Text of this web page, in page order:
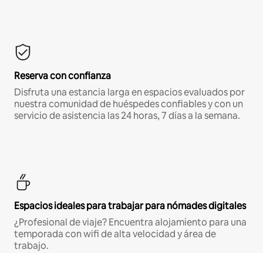
Reserva con confianza
Disfruta una estancia larga en espacios evaluados por
nuestra comunidad de huéspedes confiables y con un
servicio de asistencia las 24 horas, 7 días a la semana.
Espacios ideales para trabajar para nómades digitales
¿Profesional de viaje? Encuentra alojamiento para una
temporada con wifi de alta velocidad y área de
trabajo.